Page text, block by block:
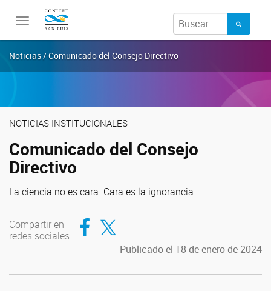
Toggle
Noticias / Comunicado del Consejo Directivo
NOTICIAS INSTITUCIONALES
Comunicado del Consejo
Directivo
La ciencia no es cara. Cara es la ignorancia.
Compartir en
redes sociales
Compartir en Facebook
Compartir en Twitter
Publicado el 18 de enero de 2024